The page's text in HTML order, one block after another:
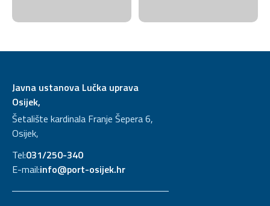
Javna ustanova Lučka uprava
Osijek,
Šetalište kardinala Franje Šepera 6,
Osijek,
Tel:031/250-340
E-mail:info@port-osijek.hr